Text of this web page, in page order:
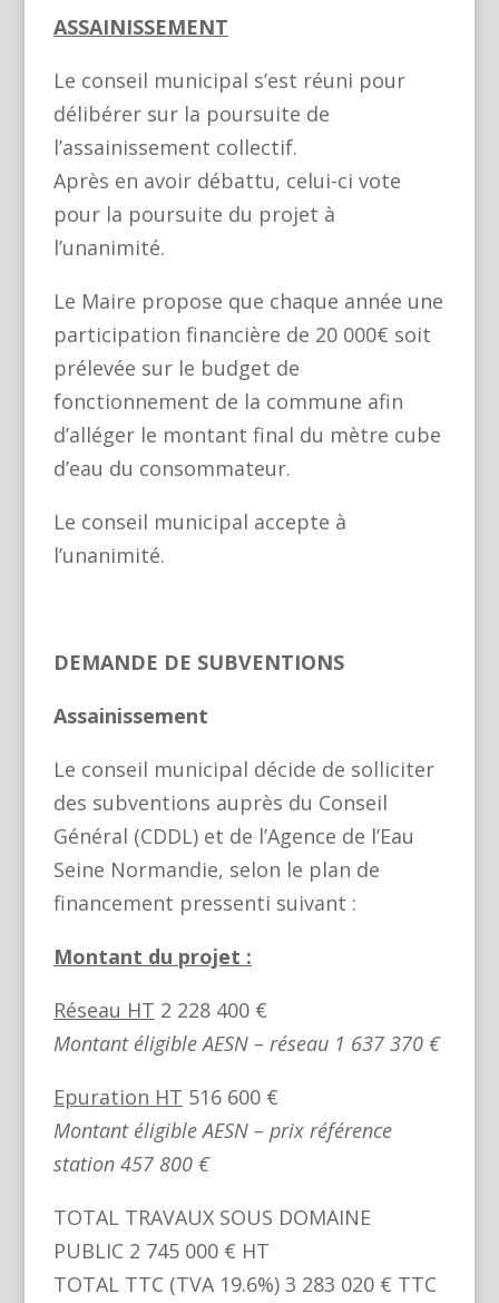
ASSAINISSEMENT
Le conseil municipal s’est réuni pour
délibérer sur la poursuite de
l’assainissement collectif.
Après en avoir débattu, celui-ci vote
pour la poursuite du projet à
l’unanimité.
Le Maire propose que chaque année une
participation financière de 20 000€ soit
prélevée sur le budget de
fonctionnement de la commune afin
d’alléger le montant final du mètre cube
d’eau du consommateur.
Le conseil municipal accepte à
l’unanimité.
DEMANDE DE SUBVENTIONS
Assainissement
Le conseil municipal décide de solliciter
des subventions auprès du Conseil
Général (CDDL) et de l’Agence de l’Eau
Seine Normandie, selon le plan de
financement pressenti suivant :
Montant du projet :
Réseau HT 2 228 400 €
Montant éligible AESN – réseau 1 637 370 €
Epuration HT 516 600 €
Montant éligible AESN – prix référence
station 457 800 €
TOTAL TRAVAUX SOUS DOMAINE
PUBLIC 2 745 000 € HT
TOTAL TTC (TVA 19.6%) 3 283 020 € TTC